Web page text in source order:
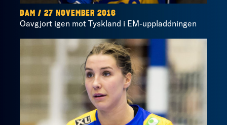
DAM / 27 NOVEMBER 2016
Oavgjort igen mot Tyskland i EM-uppladdningen